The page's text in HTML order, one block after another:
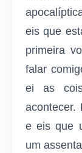
eis que
primeira
falar
ei as
acontecer.
e eis que
um